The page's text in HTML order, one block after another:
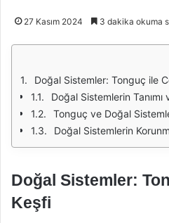
27 Kasım 2024 3 dakika okuma
Doğal Sistemler: Tonguç ile
Doğal Sistemlerin Tanımı
Tonguç ve Doğal
Doğal Sistemlerin
Doğal Sistemler:
Keşfi